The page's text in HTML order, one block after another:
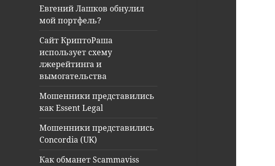
Евгений Лашков обнулил
мой портфель?
Сайт КриптоРаша
использует схему
лжерейтинга и
вымогательства
Мошенники представились
как Essent Legal
Мошенники представились
Concordia (UK)
Как обманет Scammaviss